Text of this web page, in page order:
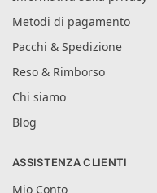
Metodi di pagamento
Pacchi & Spedizione
Reso & Rimborso
Chi siamo
Blog
ASSISTENZA CLIENTI
Mio Conto